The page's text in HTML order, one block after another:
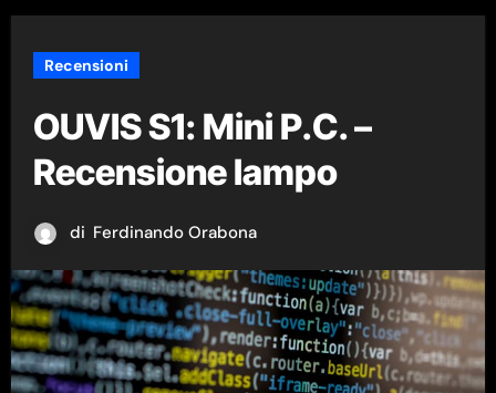
Recensioni
OUVIS S1: Mini P.C. –
Recensione lampo
di Ferdinando Orabona